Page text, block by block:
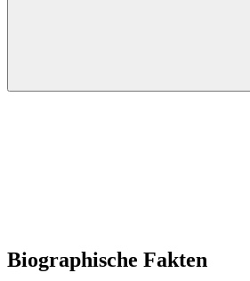
Biographische Fakten